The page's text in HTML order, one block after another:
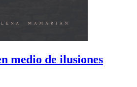
medio de ilusiones